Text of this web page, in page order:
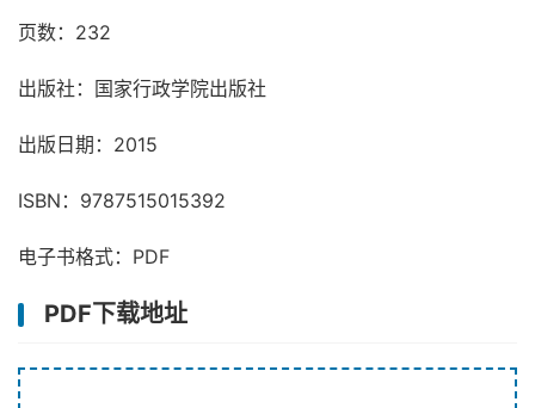
页数：232
出版社：国家行政学院出版社
出版日期：2015
ISBN：9787515015392
电子书格式：PDF
PDF下载地址